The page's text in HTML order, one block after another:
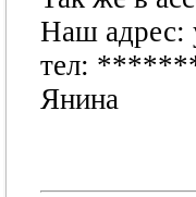
Наш адрес:
тел:
Янина